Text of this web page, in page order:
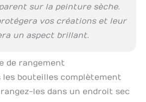
sur la peinture sèche.
vos créations et leur
un aspect brillant.
de rangement
les bouteilles complètement
rangez-les dans un endroit sec